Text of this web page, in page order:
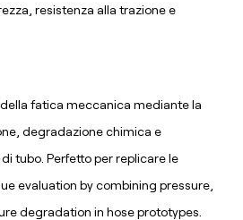
resistenza alla trazione e
fatica meccanica mediante la
degradazione chimica e
tubo. Perfetto per replicare le
evaluation by combining pressure,
degradation in hose prototypes.